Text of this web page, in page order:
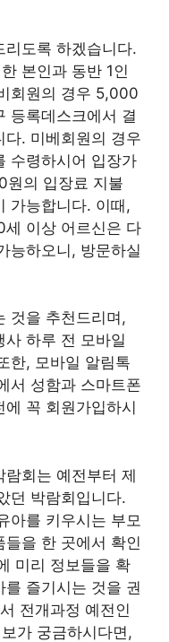
리도록 하겠습니다.
본인과 동반 1인
회원의 경우 5,000
등록데스크에서 결
. 미베회원의 경우
수령하시어 입장가
원의 입장료 지불
가능합니다. 이때,
이상 어르신은 다
능하오니, 방문하실
것을 추천드리며,
하루 전 모바일
한, 모바일 알림톡
서 성함과 스마트폰
꼭 회원가입하시
회는 예전부터 제
던 박람회입니다.
아를 키우시는 부모
들을 한 곳에서 확인
미리 정보들을 확
를 즐기시는 것을 권
전개과정 예전인
가 궁금하시다면,